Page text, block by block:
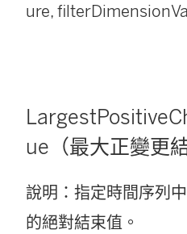
ure,
ue（最大正變更結
說明：指定時間序列
的絕對結束值。